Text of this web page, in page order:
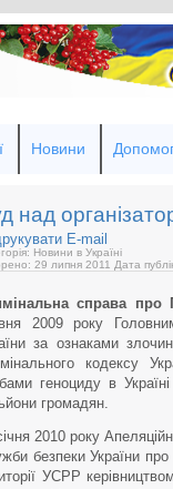
Новини
над
E-mail
Новини в Україні
29 липня 2011 Дата
справа
2009 року
за ознаками
кодексу
геноциду в
громадян.
2010 року
безпеки України про
УСРР